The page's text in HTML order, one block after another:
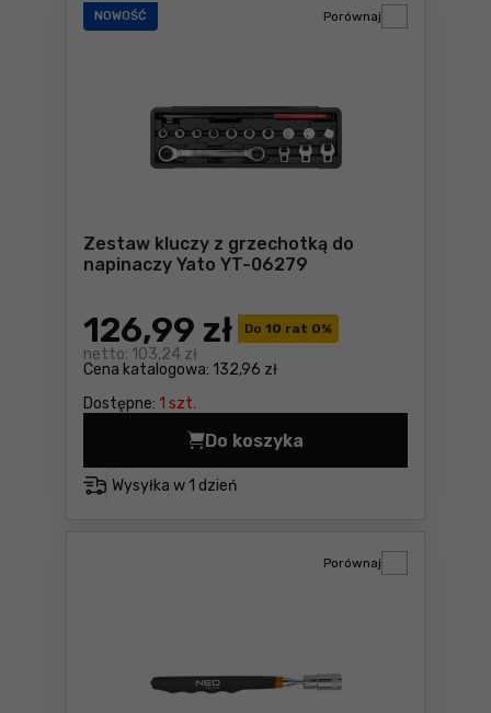
NOWOŚĆ
Zestaw kluczy z grzechotką do
napinaczy Yato YT-06279
Do 10 rat 0%
Cena katalogowa: 132,96 zł
126,99 zł
netto: 103,24 zł
Dostępne: 1 szt.
Porównaj
Wysyłka w 1 dzień
Do koszyka
Zestaw kluczy z
Porównaj